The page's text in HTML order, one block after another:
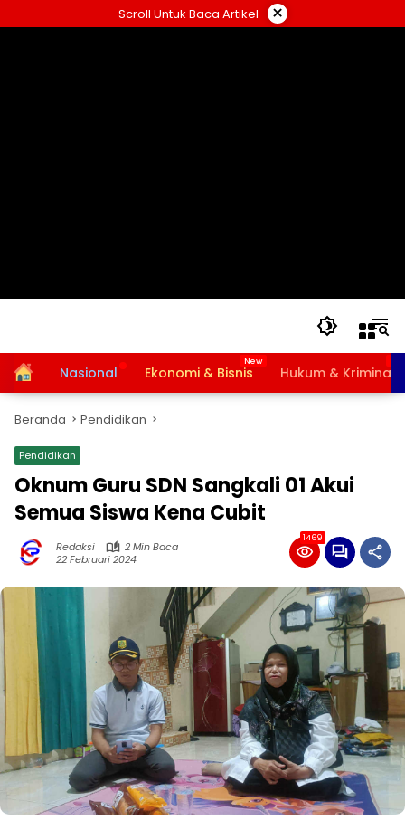
ke
Scroll Untuk Baca Artikel ×
HomeNasional Ekonomi & Bisnis Hukum & Kriminal
Beranda Pendidikan
Pendidikan
Oknum Guru SDN Sangkali 01 Akui
Semua Siswa Kena Cubit
Redaksi
2 Min Baca
22 Februari 2024
1469